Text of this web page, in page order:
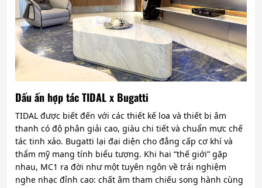
Dấu ấn hợp tác TIDAL x Bugatti
TIDAL được biết đến với các thiết kế loa và thiết bị âm
thanh có độ phân giải cao, giàu chi tiết và chuẩn mực chế
tác tinh xảo. Bugatti lại đại diện cho đẳng cấp cơ khí và
thẩm mỹ mang tính biểu tượng. Khi hai “thế giới” gặp
nhau, MC1 ra đời như một tuyên ngôn về trải nghiệm
nghe nhạc đỉnh cao: chất âm tham chiếu song hành cùng